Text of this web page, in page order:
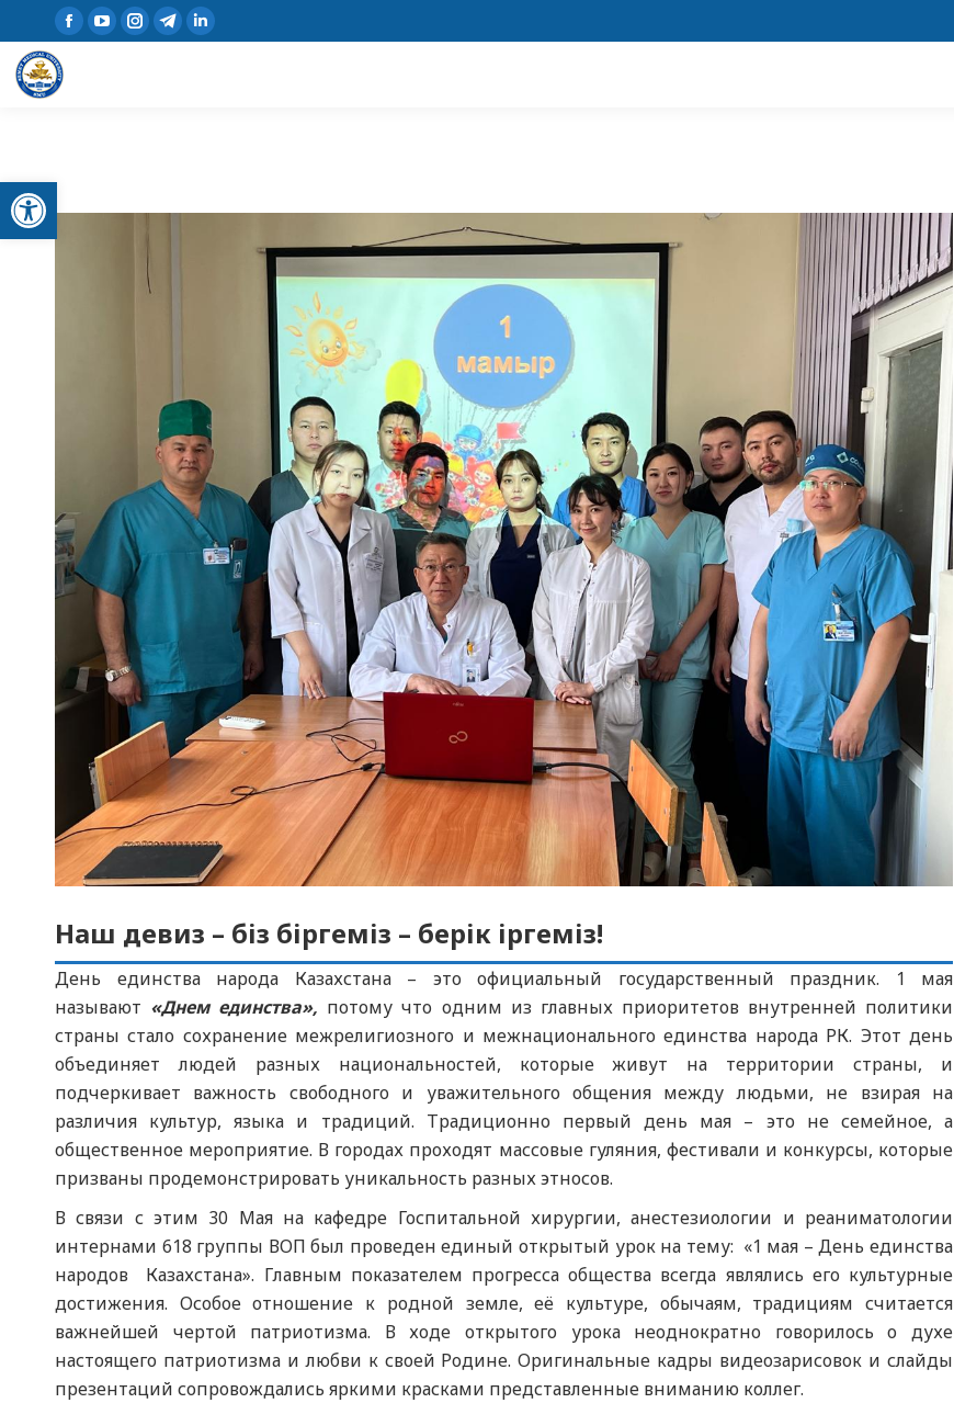
Открыть панель инструментов
Наш девиз – біз біргеміз – берік іргеміз!
День единства народа Казахстана – это официальный государственный праздник. 1 мая
называют «Днем единства», потому что одним из главных приоритетов внутренней политики
страны стало сохранение межрелигиозного и межнационального единства народа РК. Этот день
объединяет людей разных национальностей, которые живут на территории страны, и
подчеркивает важность свободного и уважительного общения между людьми, не взирая на
различия культур, языка и традиций. Традиционно первый день мая – это не семейное, а
общественное мероприятие. В городах проходят массовые гуляния, фестивали и конкурсы, которые
призваны продемонстрировать уникальность разных этносов.
В связи с этим 30 Мая на кафедре Госпитальной хирургии, анестезиологии и реаниматологии
интернами 618 группы ВОП был проведен единый открытый урок на тему: «1 мая – День единства
народов Казахстана». Главным показателем прогресса общества всегда являлись его культурные
достижения. Особое отношение к родной земле, её культуре, обычаям, традициям считается
важнейшей чертой патриотизма. В ходе открытого урока неоднократно говорилось о духе
настоящего патриотизма и любви к своей Родине. Оригинальные кадры видеозарисовок и слайды
презентаций сопровождались яркими красками представленные вниманию коллег.